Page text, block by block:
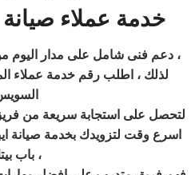
خدمة عملاء صيانة
دعم فنى شامل على مدار اليوم من خدمة عملاء ايبرنا السويس ،
لذلك ، اطلب رقم خدمة عملاء
لتحصل على استجابة سريعة من
اسرع وقت لتزويدك بخدمة صيانة
باب بيتك ،